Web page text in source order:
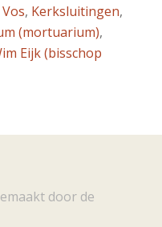
Vos, Kerksluitingen,
(mortuarium),
Eijk (bisschop
door de